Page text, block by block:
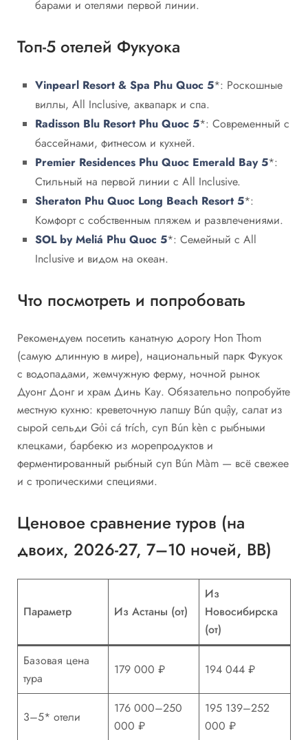
барами и отелями первой линии.
Топ-5 отелей Фукуока
Vinpearl Resort & Spa Phu Quoc 5*: Роскошные
виллы, All Inclusive, аквапарк и спа.
Radisson Blu Resort Phu Quoc 5*: Современный с
бассейнами, фитнесом и кухней.
Premier Residences Phu Quoc Emerald Bay 5*:
Стильный на первой линии с All Inclusive.
Sheraton Phu Quoc Long Beach Resort 5*:
Комфорт с собственным пляжем и развлечениями.
SOL by Meliá Phu Quoc 5*: Семейный с All
Inclusive и видом на океан.
Что посмотреть и попробовать
Рекомендуем посетить канатную дорогу Hon Thom
(самую длинную в мире), национальный парк Фукуок
с водопадами, жемчужную ферму, ночной рынок
Дуонг Донг и храм Динь Кау. Обязательно попробуйте
местную кухню: креветочную лапшу Bún quậy, салат из
сырой сельди Gỏi cá trích, суп Bún kèn с рыбными
клецками, барбекю из морепродуктов и
ферментированный рыбный суп Bún Màm — всё свежее
и с тропическими специями.
Ценовое сравнение туров (на
двоих, 2026-27, 7–10 ночей, ВВ)
Параметр Из Астаны (от)
Из
Новосибирска
(от)
Базовая цена
тура
179 000 ₽ 194 044 ₽
3–5* отели
176 000–250
000 ₽
195 139–252
000 ₽